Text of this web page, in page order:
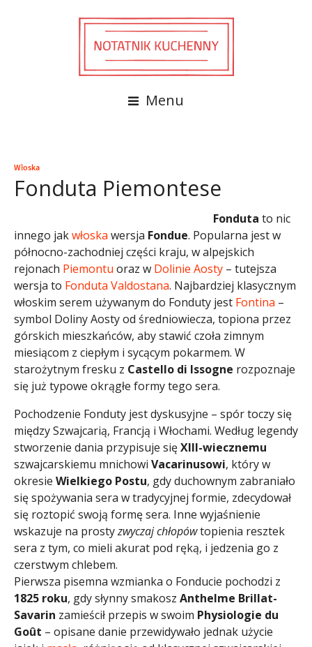
Menu
Włoska
Fonduta Piemontese
Fonduta to nic
innego jakwłoska wersja Fondue. Popularna jest w
północno-zachodniej części kraju, w alpejskich
rejonach Piemontu oraz w Dolinie Aosty – tutejsza
wersja to Fonduta Valdostana. Najbardziej klasycznym
włoskim serem używanym do Fonduty jest Fontina –
symbol Doliny Aosty od średniowiecza, topiona przez
górskich mieszkańców, aby stawić czoła zimnym
miesiącom z ciepłym i sycącym pokarmem. W
starożytnym fresku z Castello di Issogne rozpoznaje
się już typowe okrągłe formy tego sera.
Pochodzenie Fonduty jest dyskusyjne – spór toczy się
między Szwajcarią, Francją i Włochami. Według legendy
stworzenie dania przypisuje sięXIII-wiecznemu
szwajcarskiemu mnichowi Vacarinusowi, który w
okresie Wielkiego Postu, gdy duchownym zabraniało
się spożywania sera w tradycyjnej formie, zdecydował
się roztopić swoją formę sera. Inne wyjaśnienie
wskazuje na prostyzwyczaj chłopówtopienia resztek
sera z tym, co mieli akurat pod ręką, i jedzenia go z
czerstwym chlebem.
Pierwsza pisemna wzmianka o Fonducie pochodzi z
1825 roku, gdy słynny smakosz Anthelme Brillat-
Savarin zamieścił przepis w swoim Physiologie du
Goût – opisane danie przewidywało jednak użycie